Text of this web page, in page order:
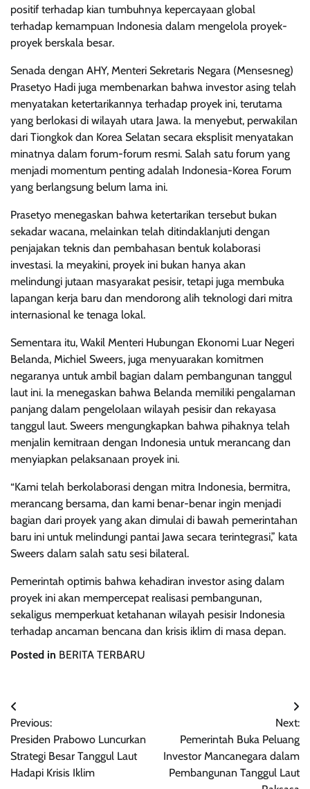
positif terhadap kian tumbuhnya kepercayaan global
terhadap kemampuan Indonesia dalam mengelola proyek-
proyek berskala besar.
Senada dengan AHY, Menteri Sekretaris Negara (Mensesneg)
Prasetyo Hadi juga membenarkan bahwa investor asing telah
menyatakan ketertarikannya terhadap proyek ini, terutama
yang berlokasi di wilayah utara Jawa. Ia menyebut, perwakilan
dari Tiongkok dan Korea Selatan secara eksplisit menyatakan
minatnya dalam forum-forum resmi. Salah satu forum yang
menjadi momentum penting adalah Indonesia-Korea Forum
yang berlangsung belum lama ini.
Prasetyo menegaskan bahwa ketertarikan tersebut bukan
sekadar wacana, melainkan telah ditindaklanjuti dengan
penjajakan teknis dan pembahasan bentuk kolaborasi
investasi. Ia meyakini, proyek ini bukan hanya akan
melindungi jutaan masyarakat pesisir, tetapi juga membuka
lapangan kerja baru dan mendorong alih teknologi dari mitra
internasional ke tenaga lokal.
Sementara itu, Wakil Menteri Hubungan Ekonomi Luar Negeri
Belanda, Michiel Sweers, juga menyuarakan komitmen
negaranya untuk ambil bagian dalam pembangunan tanggul
laut ini. Ia menegaskan bahwa Belanda memiliki pengalaman
panjang dalam pengelolaan wilayah pesisir dan rekayasa
tanggul laut. Sweers mengungkapkan bahwa pihaknya telah
menjalin kemitraan dengan Indonesia untuk merancang dan
menyiapkan pelaksanaan proyek ini.
“Kami telah berkolaborasi dengan mitra Indonesia, bermitra,
merancang bersama, dan kami benar-benar ingin menjadi
bagian dari proyek yang akan dimulai di bawah pemerintahan
baru ini untuk melindungi pantai Jawa secara terintegrasi,” kata
Sweers dalam salah satu sesi bilateral.
Pemerintah optimis bahwa kehadiran investor asing dalam
proyek ini akan mempercepat realisasi pembangunan,
sekaligus memperkuat ketahanan wilayah pesisir Indonesia
terhadap ancaman bencana dan krisis iklim di masa depan.
Posted in BERITA TERBARU
Navigasi
pos
Previous:
Presiden Prabowo Luncurkan
Strategi Besar Tanggul Laut
Hadapi Krisis Iklim
Next:
Pemerintah Buka Peluang
Investor Mancanegara dalam
Pembangunan Tanggul Laut